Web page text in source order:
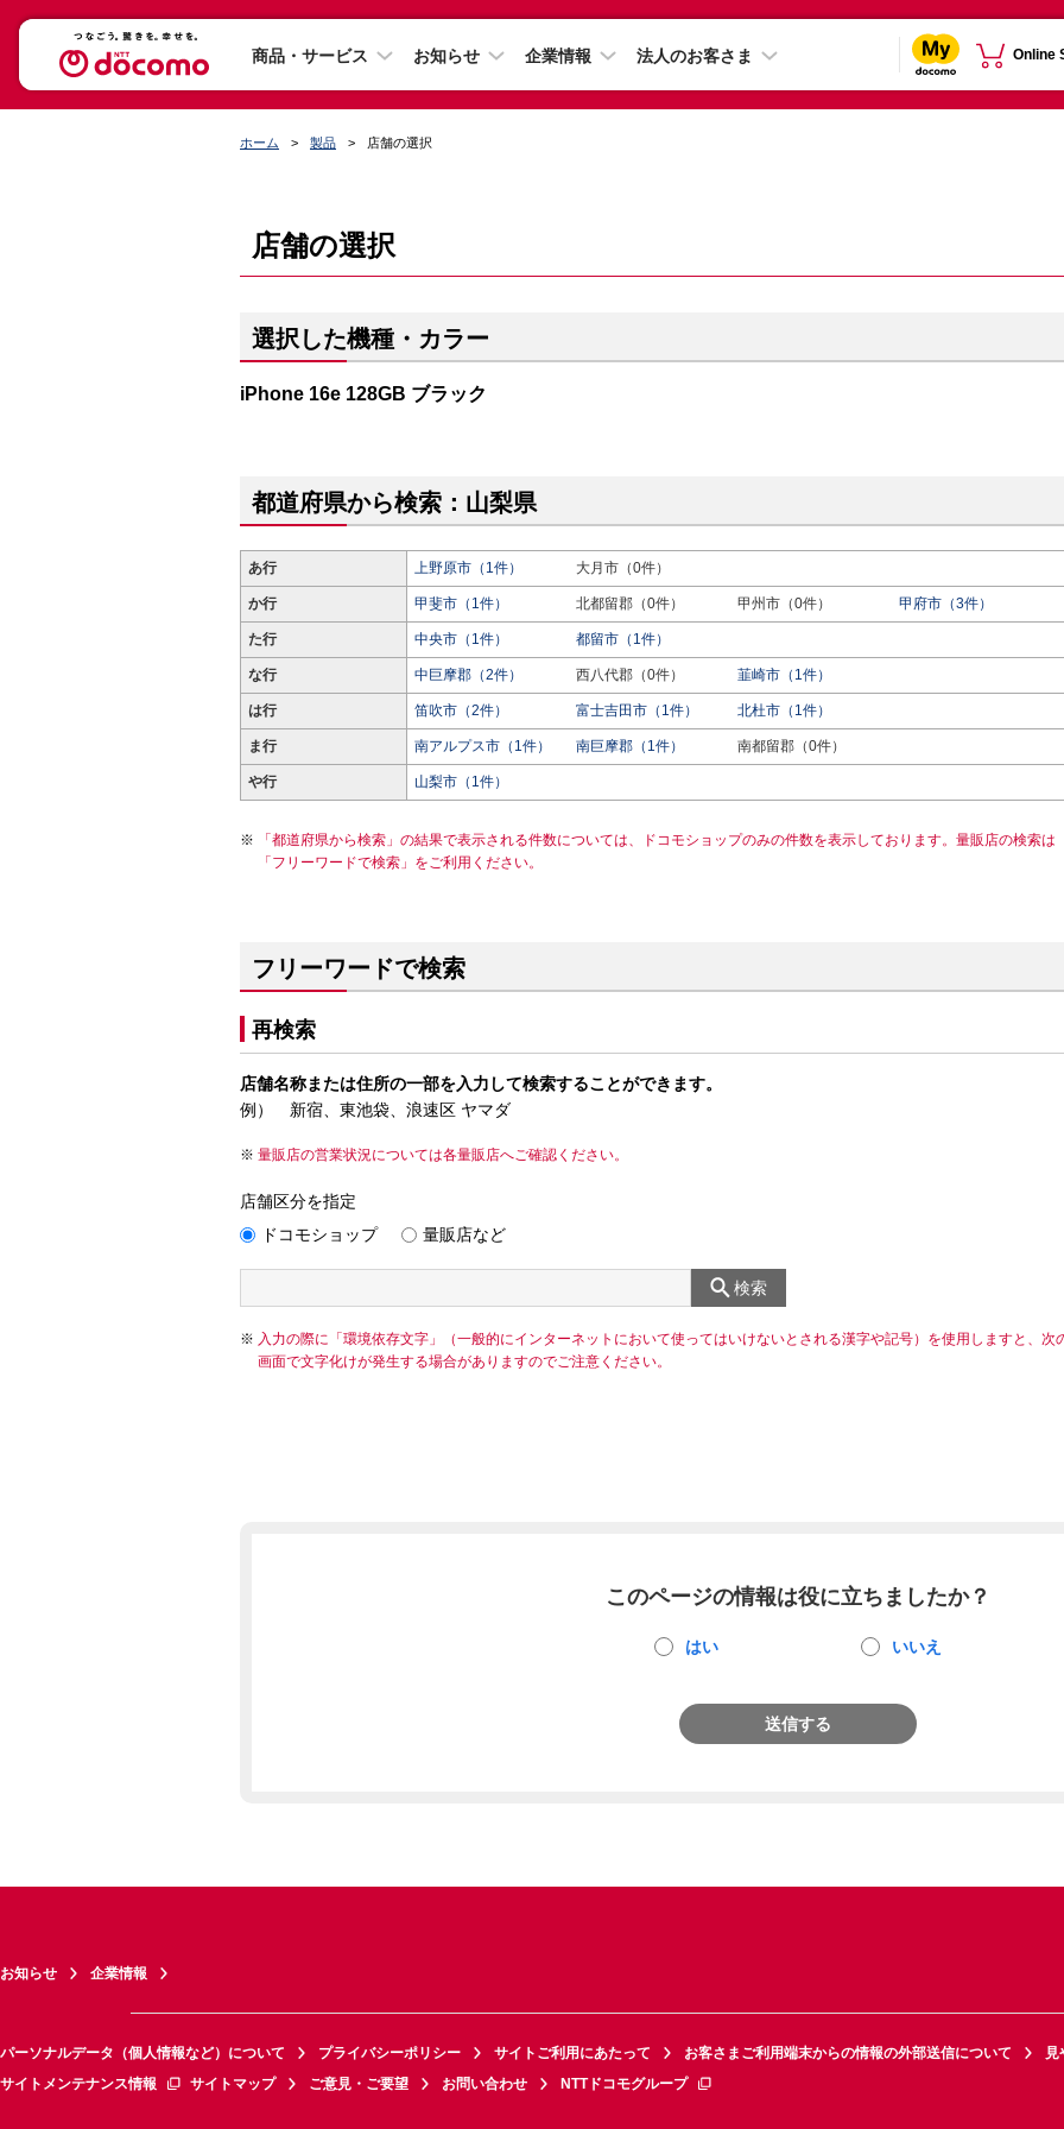
商品・サービス お知らせ 企業情報 法人のお客さま Online
ホーム 製品 店舗の選択
店舗の選択
選択した機種・カラー
iPhone 16e 128GB ブラック
都道府県から検索：山梨県
あ行 上野原市（1件） 大月市（0件）
か行 甲斐市（1件） 北都留郡（0件） 甲州市（0件） 甲府市（3件）
た行 中央市（1件） 都留市（1件）
な行 中巨摩郡（2件） 西八代郡（0件） 韮崎市（1件）
は行 笛吹市（2件） 富士吉田市（1件） 北杜市（1件）
ま行 南アルプス市（1件） 南巨摩郡（1件） 南都留郡（0件）
や行 山梨市（1件）
「都道府県から検索」の結果で表示される件数については、ドコモショップのみの件数を表示しております。量販店の検索は
「フリーワードで検索」をご利用ください。
フリーワードで検索
再検索
店舗名称または住所の一部を入力して検索することができます。
例） 新宿、東池袋、浪速区 ヤマダ
量販店の営業状況については各量販店へご確認ください。
店舗区分を指定
ドコモショップ
量販店など
検索
入力の際に「環境依存文字」（一般的にインターネットにおいて使ってはいけないとされる漢字や記号）を使用しますと、次
画面で文字化けが発生する場合がありますのでご注意ください。
このページの情報は役に立ちましたか？
はい いいえ
送信する
お知らせ 企業情報
パーソナルデータ（個人情報など）について プライバシーポリシー サイトご利用にあたって お客さまご利用端末からの情報の外部送信について
見
サイトメンテナンス情報
サイトマップ ご意見・ご要望 お問い合わせ NTTドコモグループ